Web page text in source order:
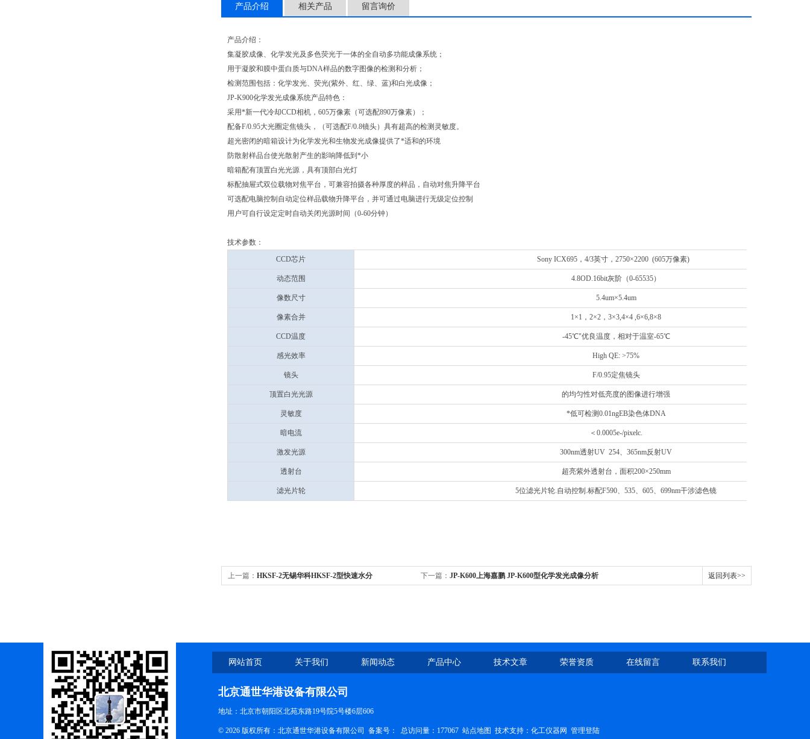
产品介绍 相关产品 留言询价
产品介绍：
集凝胶成像、化学发光及多色荧光于一体的全自动多功能成像系统；
用于凝胶和膜中蛋白质与DNA样品的数字图像的检测和分析；
检测范围包括：化学发光、荧光(紫外、红、绿、蓝)和白光成像；
JP-K900化学发光成像系统产品特色：
采用*新一代冷却CCD相机，605万像素（可选配890万像素）；
配备F/0.95大光圈定焦镜头，（可选配F/0.8镜头）具有超高的检测灵敏度。
超光密闭的暗箱设计为化学发光和生物发光成像提供了*适和的环境
防散射样品台使光散射产生的影响降低到*小
暗箱配有顶置白光光源，具有顶部白光灯
标配抽屉式双位载物对焦平台，可兼容拍摄各种厚度的样品，自动对焦升降平台
可选配电脑控制自动定位样品载物升降平台，并可通过电脑进行无级定位控制
用户可自行设定定时自动关闭光源时间（0-60分钟）
技术参数：
CCD芯片
Sony ICX695，4/3英寸，2750×2200 (605万像素)
动态范围 4.8OD.16bit灰阶（0-65535）
像数尺寸 5.4um×5.4um
像素合并 1×1，2×2，3×3,4×4 ,6×6,8×8
CCD温度 -45℃"优良温度，相对于温室-65℃
感光效率 High QE: >75%
镜头 F/0.95定焦镜头
顶置白光光源 的均匀性对低亮度的图像进行增强
灵敏度 *低可检测0.01ngEB染色体DNA
暗电流 ＜0.0005e-/pixelc.
激发光源 300nm透射UV 254、365nm反射UV
透射台 超亮紫外透射台，面积200×250mm
滤光片轮 5位滤光片轮.自动控制.标配F590、535、605、699nm干涉滤色镜
上一篇： HKSF-2无锡华科HKSF-2型快速水分 下一篇： JP-K600上海嘉鹏 JP-K600型化学发光成像分析 返回列表>>
网站首页 关于我们 新闻动态 产品中心 技术文章 荣誉资质 在线留言 联系我们
北京通世华港设备有限公司
地址：北京市朝阳区北苑东路19号院5号楼6层606
© 2026 版权所有：北京通世华港设备有限公司 备案号： 总访问量：177067 站点地图 技术支持： 化工仪器网 管理登陆